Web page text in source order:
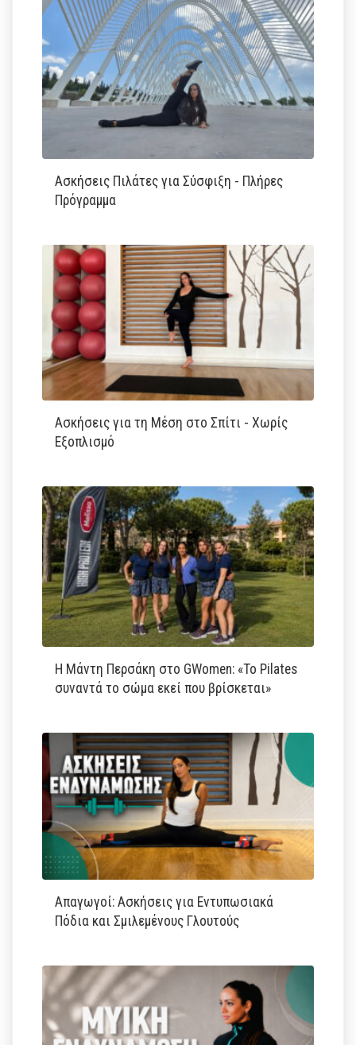
Ασκήσεις Πιλάτες για Σύσφιξη - Πλήρες
Πρόγραμμα
Ασκήσεις για τη Μέση στο Σπίτι - Χωρίς
Εξοπλισμό
Η Μάντη Περσάκη στο GWomen: «Το Pilates
συναντά το σώμα εκεί που βρίσκεται»
Απαγωγοί: Ασκήσεις για Εντυπωσιακά
Πόδια και Σμιλεμένους Γλουτούς